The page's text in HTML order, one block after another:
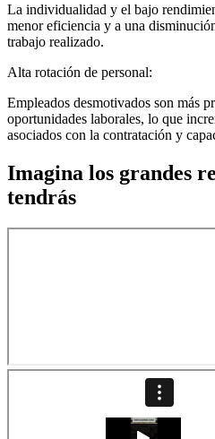
La individualidad y el bajo
menor eficiencia y a una
trabajo realizado.
Alta rotación de personal:
Empleados desmotivados son más
oportunidades laborales, lo que
asociados con la contratación y
Imagina los grandes
tendrás